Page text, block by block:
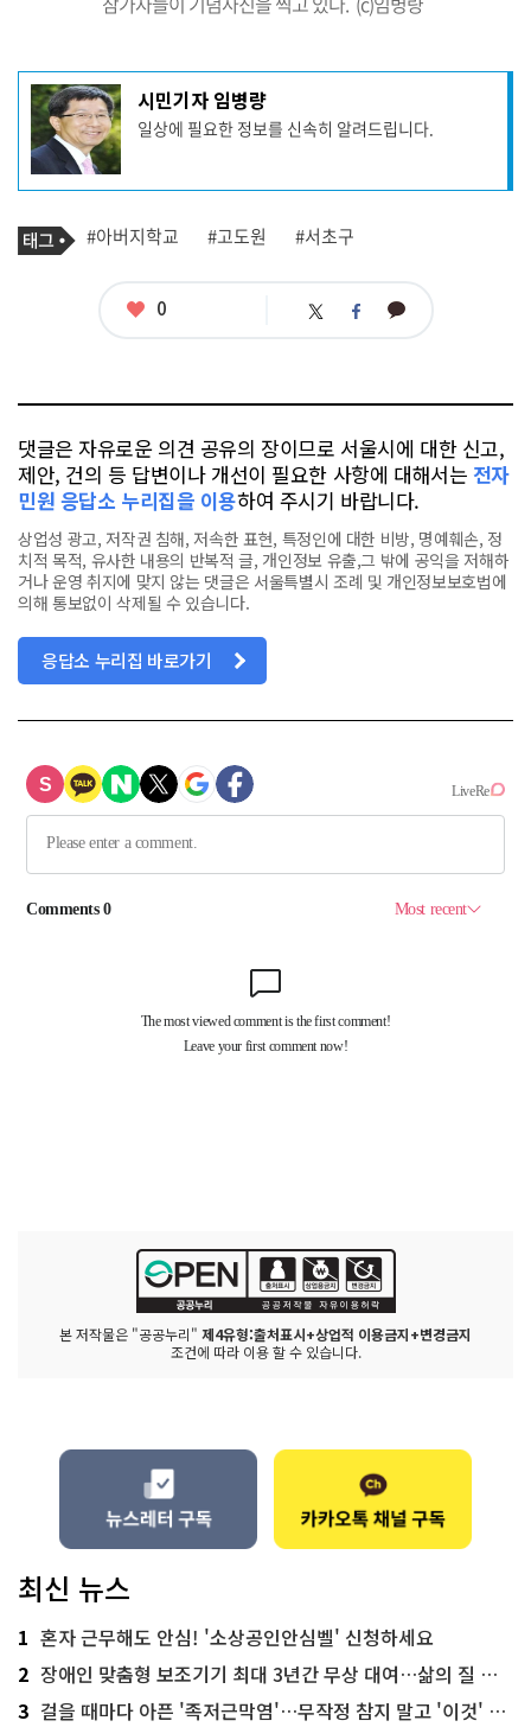
기
사
작
성
자
프
필
시민기자 임병량
일상에 필요한 정보를 신속히 알려드립니다.
기
사
태
그
#아버지학교 #고도원 #서초구
좋
0 트 페 카
댓글은 자유로운 의견 공유의 장이므로 서울시에 대한 신고,
제안, 건의 등 답변이나 개선이 필요한 사항에 대해서는 전자
민원 응답소 누리집을 이용하여 주시기 바랍니다.
상업성 광고, 저작권 침해, 저속한 표현, 특정인에 대한 비방, 명예훼손, 정
치적 목적, 유사한 내용의 반복적 글, 개인정보 유출,그 밖에 공익을 저해하
거나 운영 취지에 맞지 않는 댓글은 서울특별시 조례 및 개인정보보호법에
의해 통보없이 삭제될 수 있습니다.
응답소 누리집 바로가기
본 저작물은 "공공누리" 제4유형:출처표시+상업적 이용금지+변경금지
조건에 따라 이용 할 수 있습니다.
최신 뉴스
1 혼자 근무해도 안심! '소상공인안심벨' 신청하세요
2 장애인 맞춤형 보조기기 최대 3년간 무상 대여…삶의 질 높인다
3 걸을 때마다 아픈 '족저근막염'…무작정 참지 말고 '이것' 해보세요!